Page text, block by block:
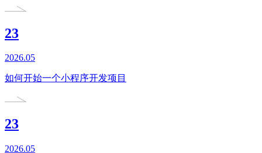
23
2026.05
如何开始一个小程序开发项目
23
2026.05